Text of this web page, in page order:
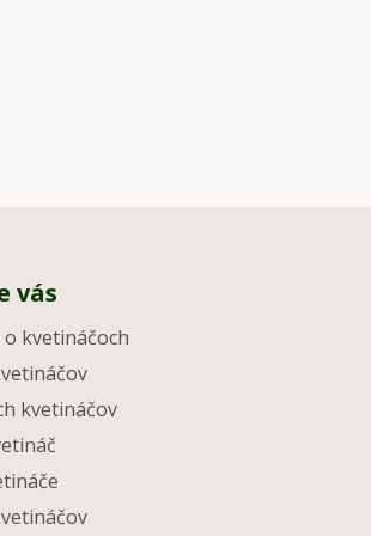
vás
kvetináčoch
kvetináčov